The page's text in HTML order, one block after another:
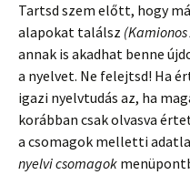
Tartsd szem előtt, hogy
alapokat találsz (Kamionos
annak is akadhat benne
a nyelvet. Ne felejtsd! Ha
igazi nyelvtudás az, ha
korábban csak olvasva
a csomagok melletti
nyelvi csomagok